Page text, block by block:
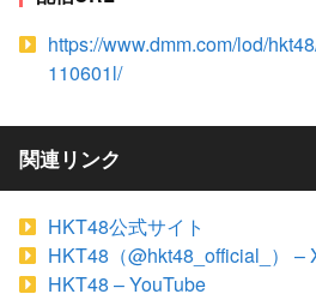
https://www.dmm.com/lod/
110601l/
関連リンク
HKT48公式サイト
HKT48（@hkt48_official_） –
HKT48 – YouTube